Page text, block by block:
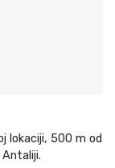
lokaciji, 500 m od